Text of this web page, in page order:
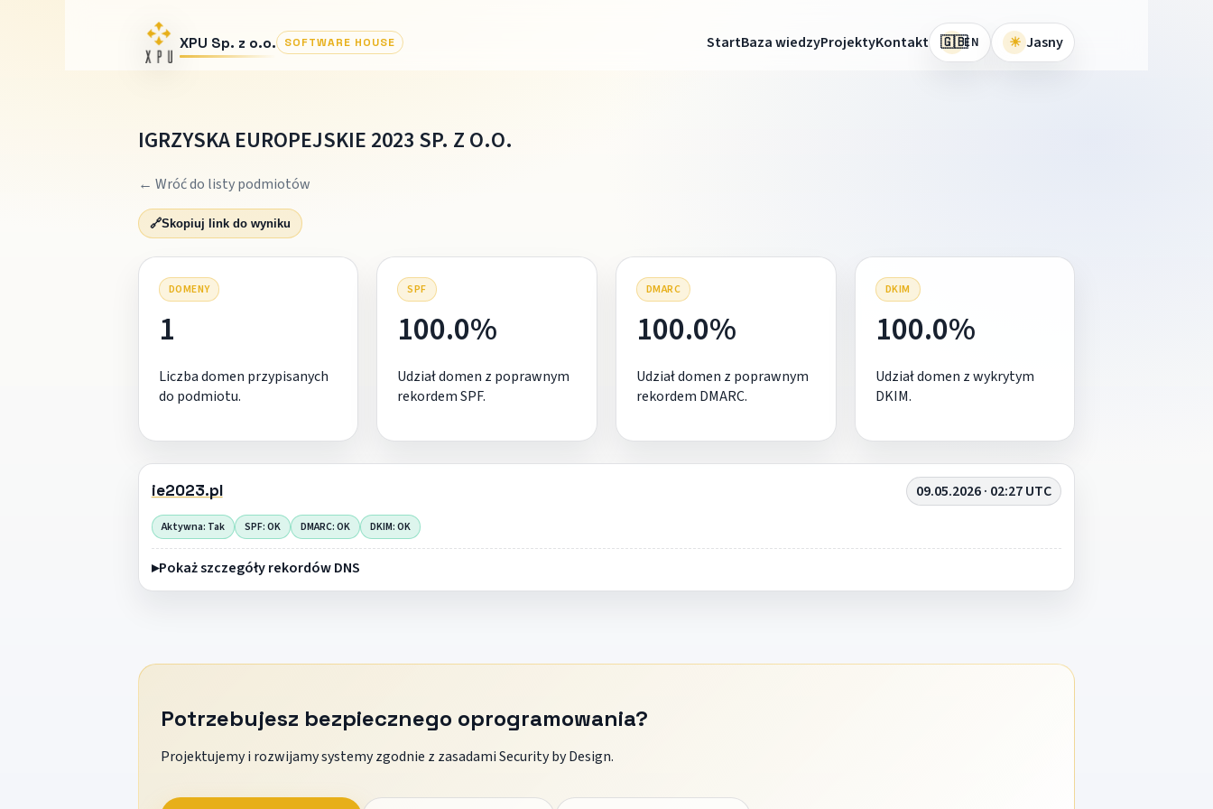
XPU Sp. z o.o. SOFTWARE HOUSE StartBaza wiedzyProjektyKontakt 🇬🇧EN ☀ Jasny
IGRZYSKA EUROPEJSKIE 2023 SP. Z O.O.
← Wróć do listy podmiotów
🔗Skopiuj link do wyniku
DOMENY
1
Liczba domen przypisanych
do podmiotu.
SPF
100.0%
Udział domen z poprawnym
rekordem SPF.
DMARC
100.0%
Udział domen z poprawnym
rekordem DMARC.
DKIM
100.0%
Udział domen z wykrytym
DKIM.
ie2023.pl 09.05.2026 · 02:27 UTC
Aktywna: Tak SPF: OK DMARC: OK DKIM: OK
Pokaż szczegóły rekordów DNS
Potrzebujesz bezpiecznego oprogramowania?
Projektujemy i rozwijamy systemy zgodnie z zasadami Security by Design.